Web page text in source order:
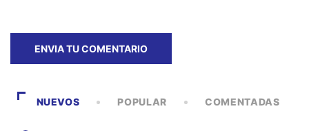
NUEVOS POPULAR COMENTADAS